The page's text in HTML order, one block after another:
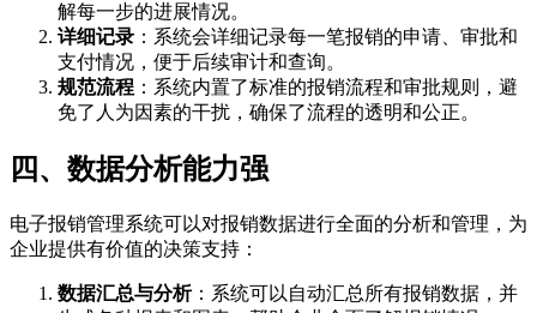
解每一步的进展情况。
详细记录 ：系统会详细记录每一笔报销的申请、审批和
支付情况，便于后续审计和查询。
规范流程 ：系统内置了标准的报销流程和审批规则，避
免了人为因素的干扰，确保了流程的透明和公正。
四、数据分析能力强
电子报销管理系统可以对报销数据进行全面的分析和管理，为
企业提供有价值的决策支持：
数据汇总与分析：系统可以自动汇总所有报销数据，并